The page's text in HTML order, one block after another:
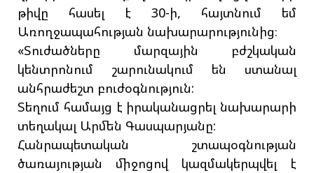
թիվը հասել է 30-ի, հայտնում եմ
Առողջապահության նախարարությունից։
«Տուժածները մարզային բժշկական
կենտրոնում շարունակում են ստանալ
անհրաժեշտ բուժօգնություն:
Տեղում համայց է իրականացրել նախարարի
տեղակալ Արմեն Գասպարյանը:
Հանրապետական շտապօգնության
ծառայության միջոցով կազմակերպվել է